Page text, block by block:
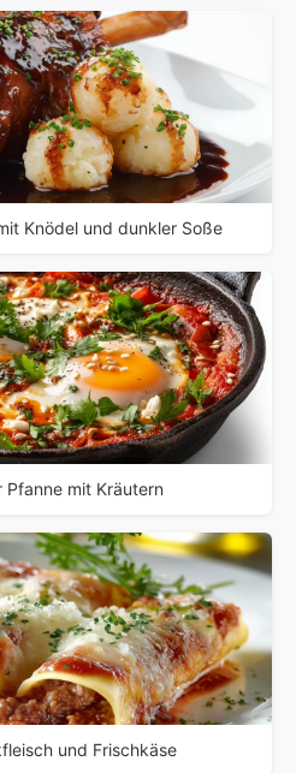
Knödel und dunkler Soße
Pfanne mit Kräutern
und Frischkäse